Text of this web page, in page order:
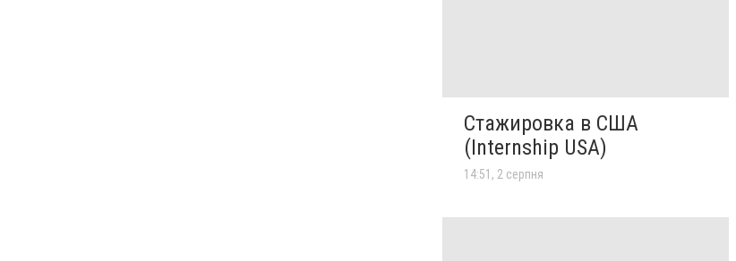
Стажировка в США
(Internship USA)
14:51, 2 серпня